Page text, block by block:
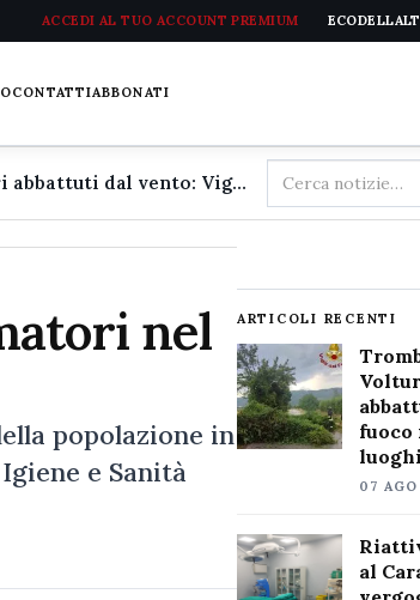
ACCEDI AL TUO ACCOUNT PREMIUM
CONTATTIABBONATI
Tromba d'aria nella valle del Volturno, decine di alberi abbattuti dal vento: Vigili del fuoco ripristinano lo stato dei luoghi
Cerca
nel
nel
popolazione in
e Sanità
ARTICOLI RECENTI
luoghi
07
al